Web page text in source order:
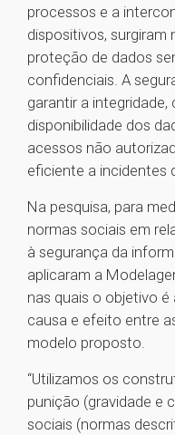
processos e a
dispositivos,
proteção de dados
confidenciais. A
garantir a
disponibilidade dos
acessos não
eficiente a incidentes
Na pesquisa, para
normas sociais em
à segurança da
aplicaram a
nas quais o objetivo
causa e efeito entre
modelo proposto.
“Utilizamos os
punição (gravidade e
sociais (normas